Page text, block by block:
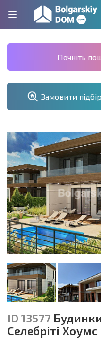
Почніть
Замовити
ID 13577
Cелебріті Хоумс